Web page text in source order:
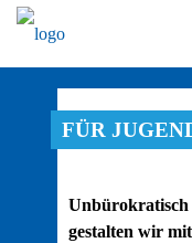
FÜR
gestalten wir